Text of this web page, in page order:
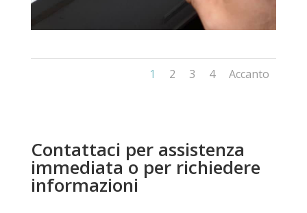
1 2 3 4 Accanto
Contattaci per assistenza
immediata o per richiedere
informazioni